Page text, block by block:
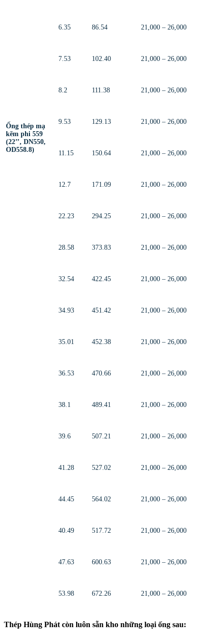
Ống thép mạ
kẽm phi 559
(22’’, DN550,
OD558.8)
6.35 86.54 21,000 – 26,000
7.53 102.40 21,000 – 26,000
8.2 111.38 21,000 – 26,000
9.53 129.13 21,000 – 26,000
11.15 150.64 21,000 – 26,000
12.7 171.09 21,000 – 26,000
22.23 294.25 21,000 – 26,000
28.58 373.83 21,000 – 26,000
32.54 422.45 21,000 – 26,000
34.93 451.42 21,000 – 26,000
35.01 452.38 21,000 – 26,000
36.53 470.66 21,000 – 26,000
38.1 489.41 21,000 – 26,000
39.6 507.21 21,000 – 26,000
41.28 527.02 21,000 – 26,000
44.45 564.02 21,000 – 26,000
40.49 517.72 21,000 – 26,000
47.63 600.63 21,000 – 26,000
53.98 672.26 21,000 – 26,000
Thép Hùng Phát còn luôn sẵn kho những loại ống sau: